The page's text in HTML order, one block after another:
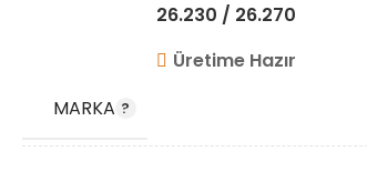
26.230 / 26.270
Üretime Hazır
MARKA